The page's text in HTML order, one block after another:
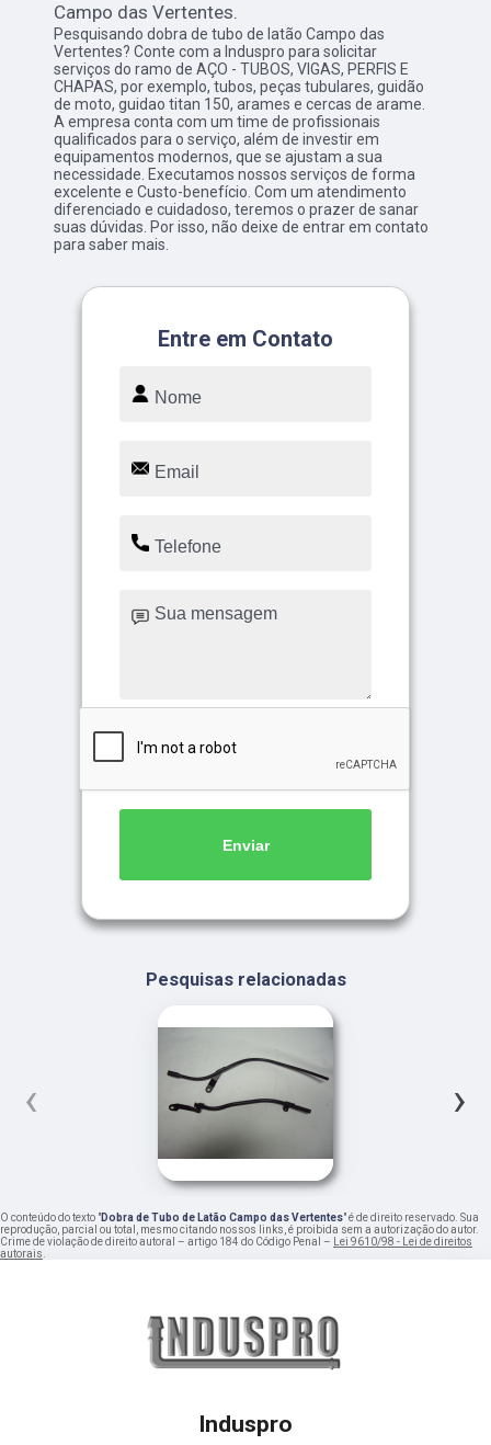
Campo das Vertentes.
Pesquisando dobra de tubo de latão Campo das
Vertentes? Conte com a Induspro para solicitar
serviços do ramo de AÇO - TUBOS, VIGAS, PERFIS E
CHAPAS, por exemplo, tubos, peças tubulares, guidão
de moto, guidao titan 150, arames e cercas de arame.
A empresa conta com um time de profissionais
qualificados para o serviço, além de investir em
equipamentos modernos, que se ajustam a sua
necessidade. Executamos nossos serviços de forma
excelente e Custo-benefício. Com um atendimento
diferenciado e cuidadoso, teremos o prazer de sanar
suas dúvidas. Por isso, não deixe de entrar em contato
para saber mais.
Entre em Contato
Enviar
Pesquisas relacionadas
‹ ›
O conteúdo do texto "Dobra de Tubo de Latão Campo das Vertentes" é de direito reservado. Sua
reprodução, parcial ou total, mesmo citando nossos links, é proibida sem a autorização do autor.
Crime de violação de direito autoral – artigo 184 do Código Penal – Lei 9610/98 - Lei de direitos
autorais.
Induspro